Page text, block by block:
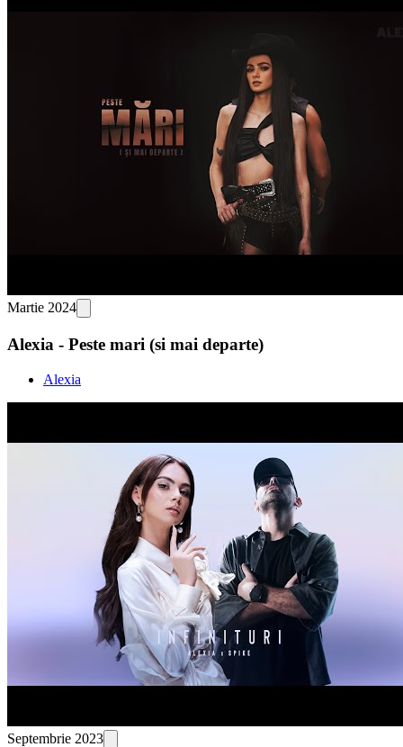
Martie 2024
Alexia - Peste mari (si mai departe)
Alexia
Septembrie 2023